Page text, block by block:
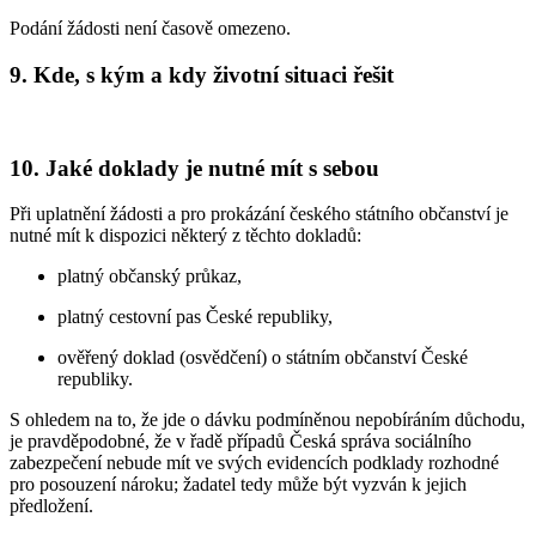
Podání žádosti není časově omezeno.
9. Kde, s kým a kdy životní situaci řešit
10. Jaké doklady je nutné mít s sebou
Při uplatnění žádosti a pro prokázání českého státního občanství je
nutné mít k dispozici některý z těchto dokladů:
platný občanský průkaz,
platný cestovní pas České republiky,
ověřený doklad (osvědčení) o státním občanství České
republiky.
S ohledem na to, že jde o dávku podmíněnou nepobíráním důchodu,
je pravděpodobné, že v řadě případů Česká správa sociálního
zabezpečení nebude mít ve svých evidencích podklady rozhodné
pro posouzení nároku; žadatel tedy může být vyzván k jejich
předložení.